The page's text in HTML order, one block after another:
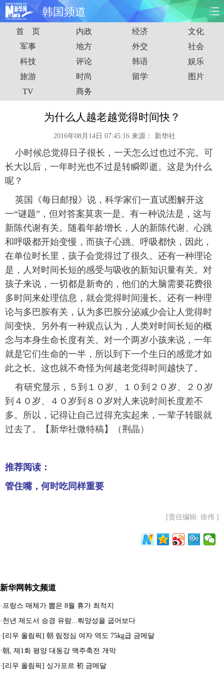
韩国频道
首页 时政 国际 财经
娱乐 体育 人事 教育
时尚 思客
台湾 华人
能源 房产
图片 视频 彩票 食品
金融 公益 军事 无人机
富媒体 摄影 新华广播
新华电视中文 新华电视英文 返回PC
首 页 内政 经济
文化
军事
地方 外交
社会
科技
评论 韩语
娱乐
旅游
时尚 留学
图片
TV
商务
为什么人越老越觉得时间快？
2016年08月14日 07:45:16 来源： 新华社
小时候总觉得日子很长，一天怎么过也过不完。可
长大以后，一年时光也不过是转瞬即逝。这是为什么
呢？
英国《每日邮报》说，科学家们一直试图解开这
一“谜题”，但对答案莫衷一是。有一种说法是，这与
新陈代谢有关。随着年龄增长，人的新陈代谢、心跳
和呼吸都开始变慢，而孩子心跳、呼吸都快，因此，
在单位时长里，孩子会觉得过了很久。还有一种理论
是，人对时间长短的感受与吸收的新知识量有关。对
孩子来说，一切都是新奇的，他们的大脑需要花费很
多时间来处理信息，就会觉得时间漫长。还有一种理
论与多巴胺有关，认为多巴胺分泌减少会让人觉得时
间变快。另外有一种观点认为，人类对时间长短的概
念与本身生命长度有关。对一个两岁小孩来说，一年
就是它们生命的一半，所以到下一个生日的感觉才如
此之长。这也就不奇怪为何越老觉得时间越快了。
有研究显示，５到１０岁、１０到２０岁、２０岁
到４０岁、４０岁到８０岁对人来说时间长度差不
多。所以，记得让自己过得充实起来，一辈子转眼就
过去了。【新华社微特稿】（荆晶）
推荐阅读：
管住嘴，何时吃同样重要
[责任编辑: 徐伟 ]
新华网韩文频道
· 프랑스 매체가 뽑은 8월 휴가 최적지
· 천년 제도서 승경 유람...뤄양성을 굽어보다
· [리우 올림픽] 朝 림정심 여자 역도 75kg급 금메달
·朝, 제1회 평양 대동강 맥주축전 개막
· [리우 올림픽] 싱가포르 初 금메달